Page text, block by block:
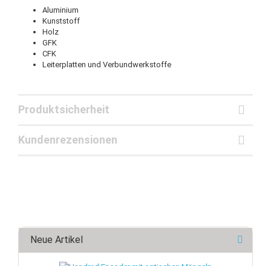
Aluminium
Kunststoff
Holz
GFK
CFK
Leiterplatten und Verbundwerkstoffe
Produktsicherheit
Kundenrezensionen
Neue Artikel